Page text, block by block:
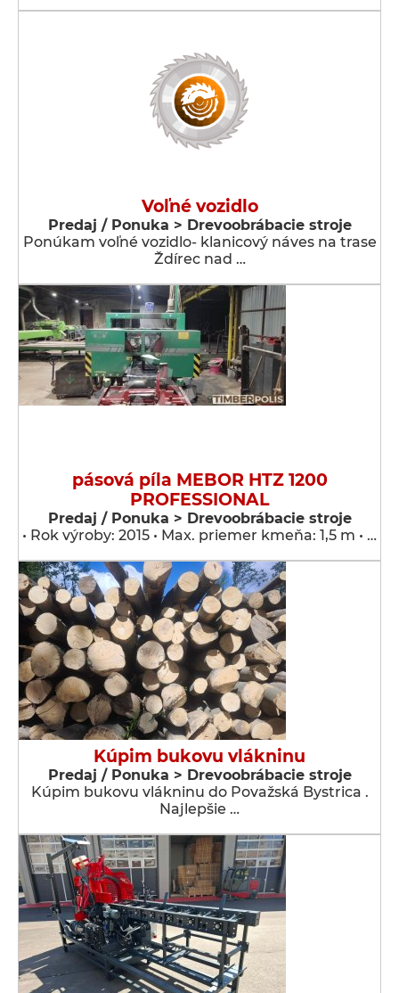
Voľné vozidlo
Predaj / Ponuka > Drevoobrábacie stroje
Ponúkam voľné vozidlo- klanicový náves na trase
Ždírec nad …
pásová píla MEBOR HTZ 1200
PROFESSIONAL
Predaj / Ponuka > Drevoobrábacie stroje
• Rok výroby: 2015 • Max. priemer kmeňa: 1,5 m • …
Kúpim bukovu vlákninu
Predaj / Ponuka > Drevoobrábacie stroje
Kúpim bukovu vlákninu do Považská Bystrica .
Najlepšie …